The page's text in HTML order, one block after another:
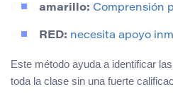
amarillo: Comprensión
RED: necesita apoyo
Este método ayuda a identificar
toda la clase sin una fuerte